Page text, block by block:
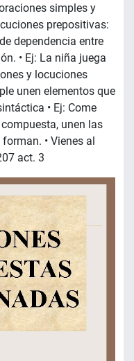
simples y
prepositivas:
dependencia entre
• Ej: La niña juega
y locuciones
unen elementos que
• Ej: Come
unen las
• Vienes al
act. 3